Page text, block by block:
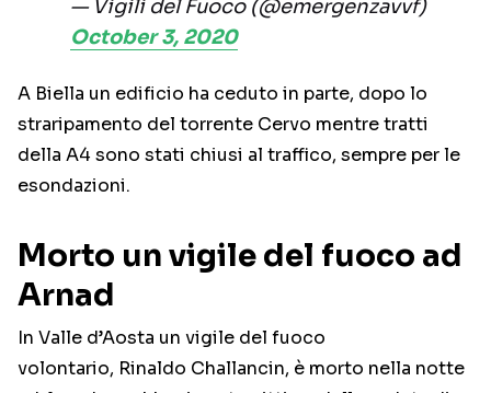
— Vigili del Fuoco (@emergenzavvf)
October 3, 2020
A Biella un edificio ha ceduto in parte, dopo lo
straripamento del torrente Cervo mentre tratti
della A4 sono stati chiusi al traffico, sempre per le
esondazioni.
Morto un vigile del fuoco ad
Arnad
In Valle d’Aosta un vigile del fuoco
volontario, Rinaldo Challancin, è morto nella notte